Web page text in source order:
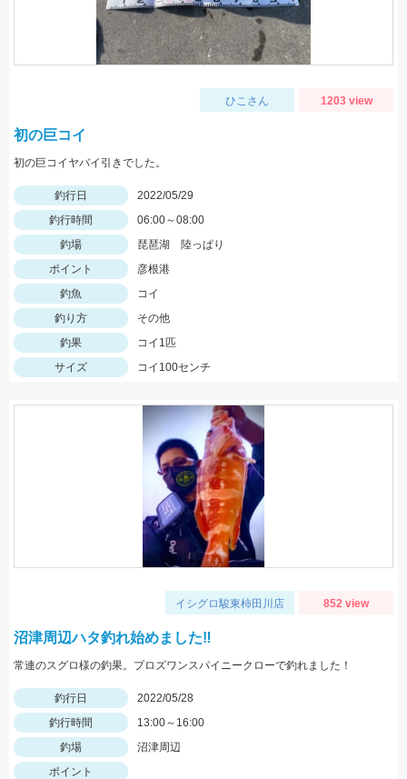
ひこさん 1203 view
初の巨コイ
初の巨コイヤバイ引きでした。
釣行日
2022/05/29
釣行時間
06:00～08:00
釣場
琵琶湖 陸っぱり
ポイント
彦根港
釣魚
コイ
釣り方
その他
釣果
コイ1匹
サイズ
コイ100センチ
イシグロ駿東柿田川店 852 view
沼津周辺ハタ釣れ始めました‼
常連のスグロ様の釣果。プロズワンスパイニークローで釣れました！
釣行日
2022/05/28
釣行時間
13:00～16:00
釣場
沼津周辺
ポイント